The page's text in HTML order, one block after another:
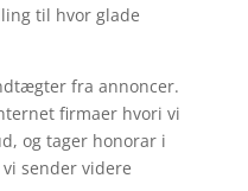
til hvor glade
fra annoncer.
firmaer hvori vi
og tager honorar i
sender videre